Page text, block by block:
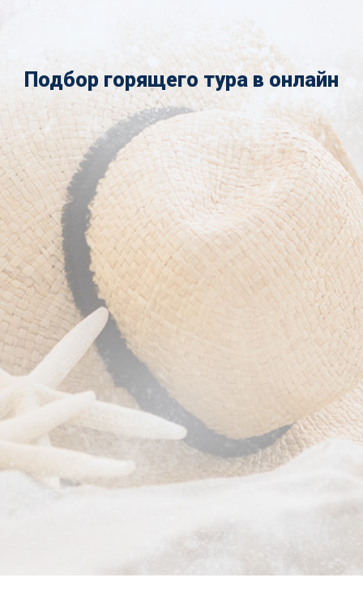
Подбор горящего тура в онлайн